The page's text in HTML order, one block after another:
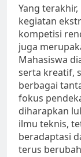
Yang
kegiatan
kompetisi
juga
Mahasiswa
serta kreatif,
berbagai
fokus
diharapkan
ilmu teknis,
beradaptasi
terus